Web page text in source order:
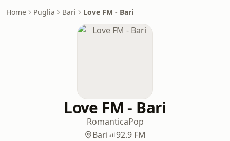
Home Puglia Bari Love FM - Bari
Love FM - Bari
RomanticaPop
Bari
92.9 FM